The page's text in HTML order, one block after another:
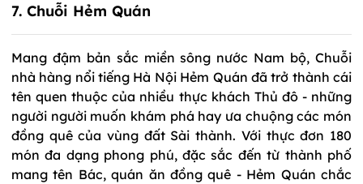
7. Chuỗi Hẻm Quán
Mang đậm bản sắc miền sông nước Nam bộ, Chuỗi
nhà hàng nổi tiếng Hà Nội Hẻm Quán đã trở thành cái
tên quen thuộc của nhiều thực khách Thủ đô - những
người người muốn khám phá hay ưa chuộng các món
đồng quê của vùng đất Sài thành. Với thực đơn 180
món đa dạng phong phú, đặc sắc đến từ thành phố
mang tên Bác, quán ăn đồng quê - Hẻm Quán chắc